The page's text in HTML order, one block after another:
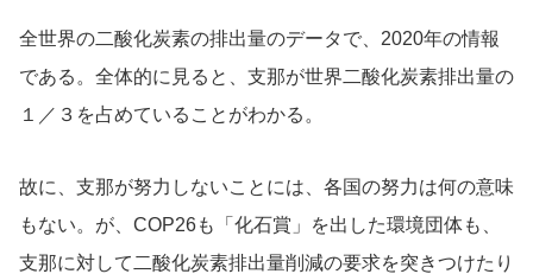
全世界の二酸化炭素の排出量のデータで、2020年の情報
である。全体的に見ると、支那が世界二酸化炭素排出量の
１／３を占めていることがわかる。
故に、支那が努力しないことには、各国の努力は何の意味
もない。が、COP26も「化石賞」を出した環境団体も、
支那に対して二酸化炭素排出量削減の要求を突きつけたり